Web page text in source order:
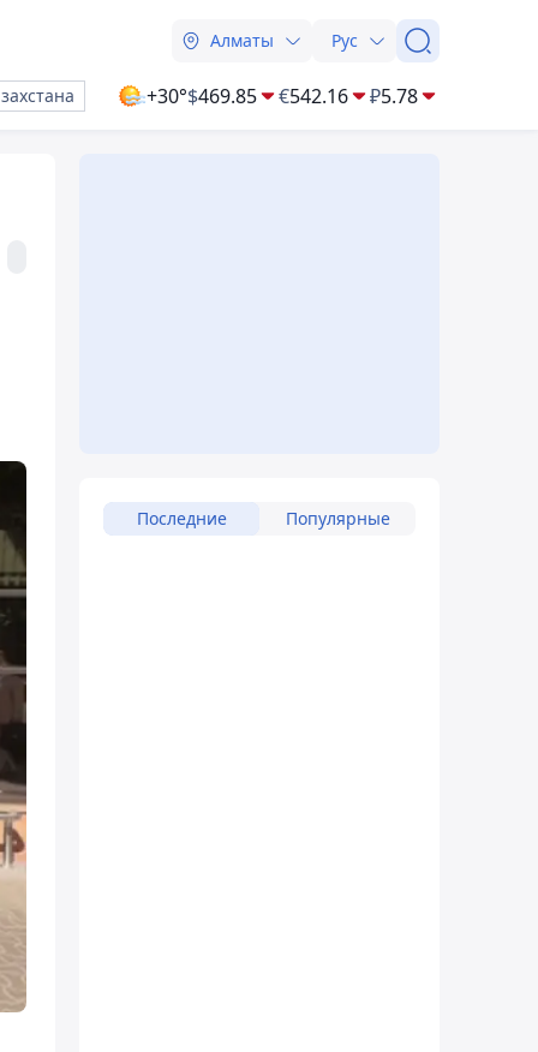
Алматы Рус
+30°$469.85 €542.16 ₽5.78
Последние Популярные